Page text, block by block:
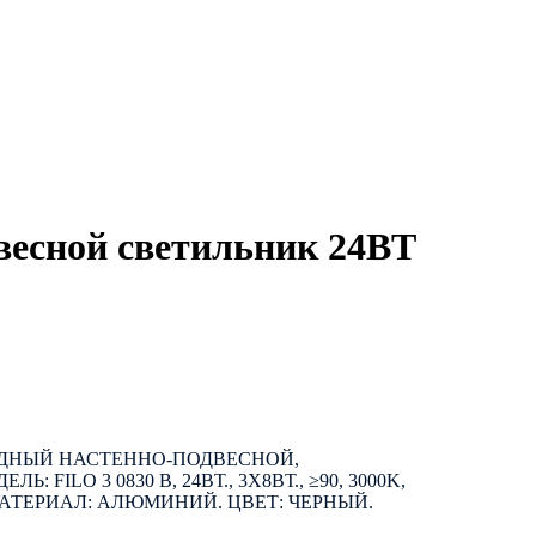
светильник 24ВТ
НАСТЕННО-ПОДВЕСНОЙ,
3 0830 B, 24ВТ., 3Х8ВТ., ≥90, 3000K,
МАТЕРИАЛ: АЛЮМИНИЙ. ЦВЕТ: ЧЕРНЫЙ.